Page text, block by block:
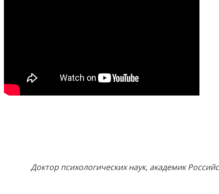
Доктор психологических наук, академик